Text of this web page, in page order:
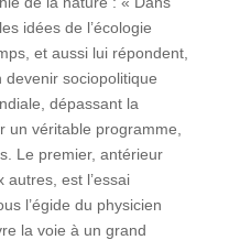
idées de l’écologie
et aussi lui répondent,
devenir sociopolitique
dépassant la
un véritable programme,
Le premier, antérieur
autres, est l’essai
l’égide du physicien
la voie à un grand